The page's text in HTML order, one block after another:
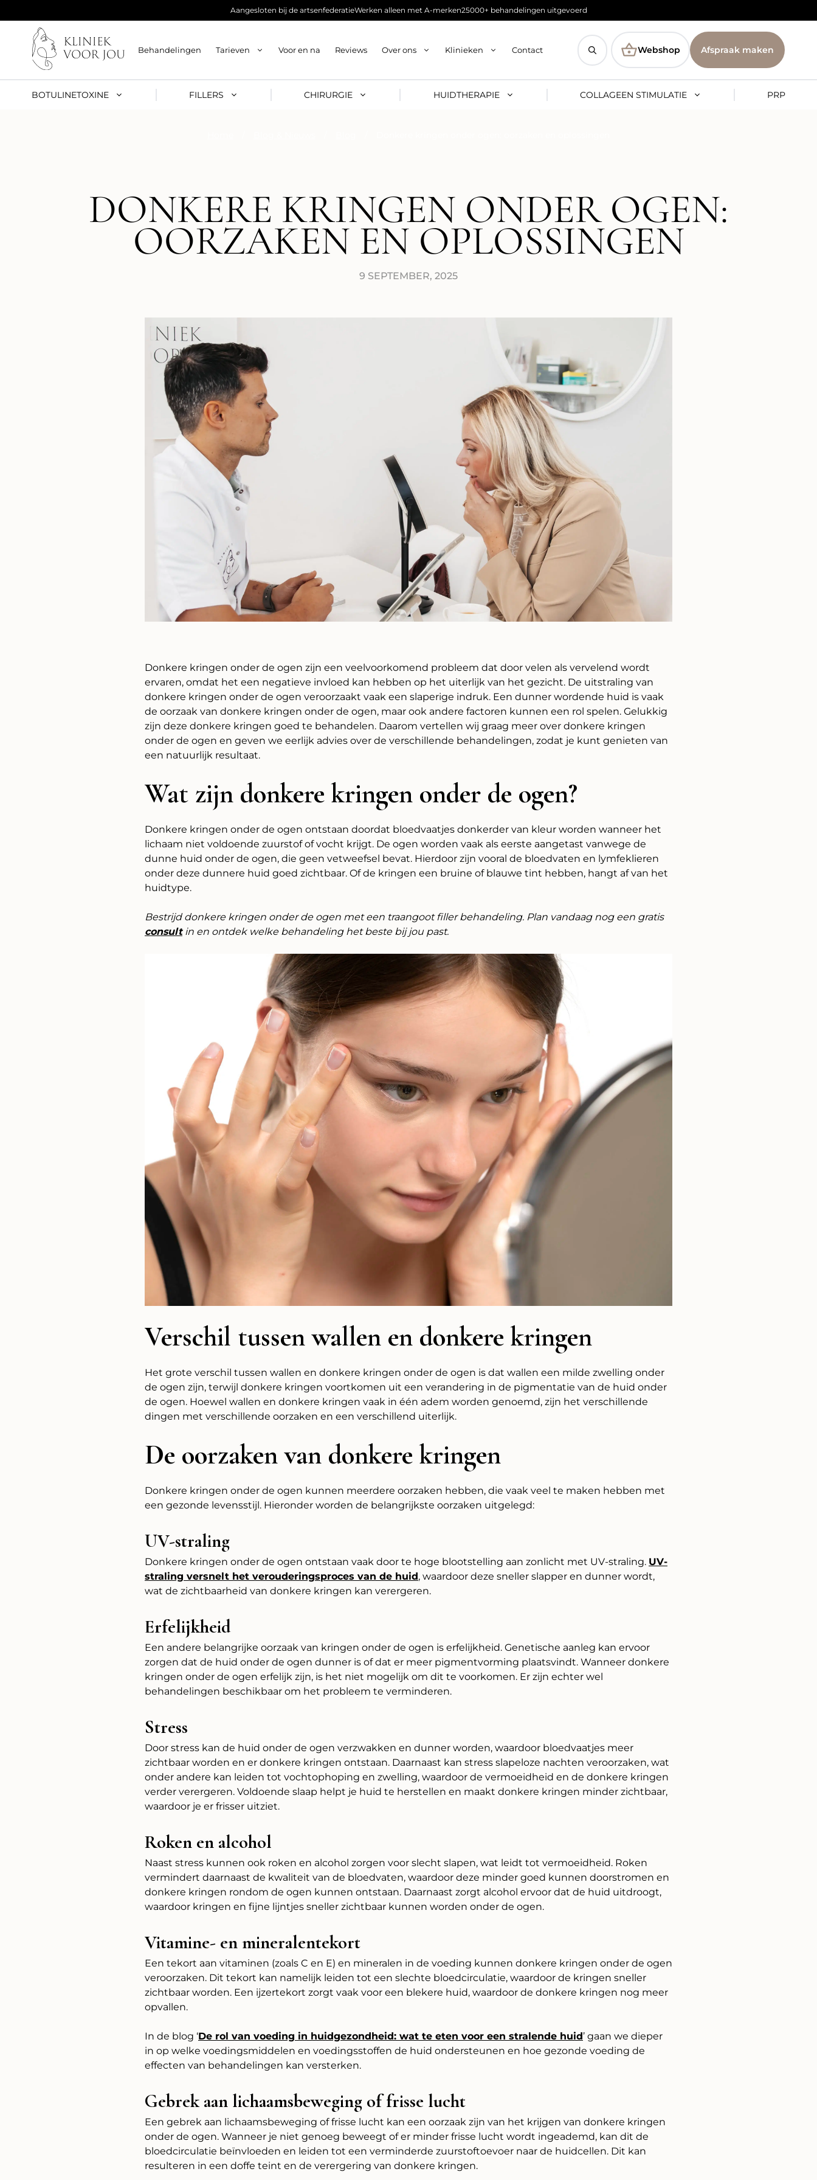
naar
inhoud
Aangesloten bij de artsenfederatieWerken alleen met A-merken25000+ behandelingen uitgevoerd
Behandelingen Tarieven Voor en na Reviews Over ons Klinieken Contact Webshop Afspraak maken
BOTULINETOXINE FILLERS CHIRURGIE HUIDTHERAPIE COLLAGEEN STIMULATIE PRP
DONKERE KRINGEN ONDER OGEN:
OORZAKEN EN OPLOSSINGEN
9 SEPTEMBER, 2025
Donkere kringen onder de ogen zijn een veelvoorkomend probleem dat door velen als vervelend wordt
ervaren, omdat het een negatieve invloed kan hebben op het uiterlijk van het gezicht. De uitstraling van
donkere kringen onder de ogen veroorzaakt vaak een slaperige indruk. Een dunner wordende huid is vaak
de oorzaak van donkere kringen onder de ogen, maar ook andere factoren kunnen een rol spelen. Gelukkig
zijn deze donkere kringen goed te behandelen. Daarom vertellen wij graag meer over donkere kringen
onder de ogen en geven we eerlijk advies over de verschillende behandelingen, zodat je kunt genieten van
een natuurlijk resultaat.
Wat zijn donkere kringen onder de ogen?
Donkere kringen onder de ogen ontstaan doordat bloedvaatjes donkerder van kleur worden wanneer het
lichaam niet voldoende zuurstof of vocht krijgt. De ogen worden vaak als eerste aangetast vanwege de
dunne huid onder de ogen, die geen vetweefsel bevat. Hierdoor zijn vooral de bloedvaten en lymfeklieren
onder deze dunnere huid goed zichtbaar. Of de kringen een bruine of blauwe tint hebben, hangt af van het
huidtype.
Bestrijd donkere kringen onder de ogen met een traangoot filler behandeling. Plan vandaag nog een gratis
consultin en ontdek welke behandeling het beste bij jou past.
Verschil tussen wallen en donkere kringen
Het grote verschil tussen wallen en donkere kringen onder de ogen is dat wallen een milde zwelling onder
de ogen zijn, terwijl donkere kringen voortkomen uit een verandering in de pigmentatie van de huid onder
de ogen. Hoewel wallen en donkere kringen vaak in één adem worden genoemd, zijn het verschillende
dingen met verschillende oorzaken en een verschillend uiterlijk.
De oorzaken van donkere kringen
Donkere kringen onder de ogen kunnen meerdere oorzaken hebben, die vaak veel te maken hebben met
een gezonde levensstijl. Hieronder worden de belangrijkste oorzaken uitgelegd:
UV-straling
Donkere kringen onder de ogen ontstaan vaak door te hoge blootstelling aan zonlicht met UV-straling. UV-
straling versnelt het verouderingsproces van de huid, waardoor deze sneller slapper en dunner wordt,
wat de zichtbaarheid van donkere kringen kan verergeren.
Erfelijkheid
Een andere belangrijke oorzaak van kringen onder de ogen is erfelijkheid. Genetische aanleg kan ervoor
zorgen dat de huid onder de ogen dunner is of dat er meer pigmentvorming plaatsvindt. Wanneer donkere
kringen onder de ogen erfelijk zijn, is het niet mogelijk om dit te voorkomen. Er zijn echter wel
behandelingen beschikbaar om het probleem te verminderen.
Stress
Door stress kan de huid onder de ogen verzwakken en dunner worden, waardoor bloedvaatjes meer
zichtbaar worden en er donkere kringen ontstaan. Daarnaast kan stress slapeloze nachten veroorzaken, wat
onder andere kan leiden tot vochtophoping en zwelling, waardoor de vermoeidheid en de donkere kringen
verder verergeren. Voldoende slaap helpt je huid te herstellen en maakt donkere kringen minder zichtbaar,
waardoor je er frisser uitziet.
Roken en alcohol
Naast stress kunnen ook roken en alcohol zorgen voor slecht slapen, wat leidt tot vermoeidheid. Roken
vermindert daarnaast de kwaliteit van de bloedvaten, waardoor deze minder goed kunnen doorstromen en
donkere kringen rondom de ogen kunnen ontstaan. Daarnaast zorgt alcohol ervoor dat de huid uitdroogt,
waardoor kringen en fijne lijntjes sneller zichtbaar kunnen worden onder de ogen.
Vitamine- en mineralentekort
Een tekort aan vitaminen (zoals C en E) en mineralen in de voeding kunnen donkere kringen onder de ogen
veroorzaken. Dit tekort kan namelijk leiden tot een slechte bloedcirculatie, waardoor de kringen sneller
zichtbaar worden. Een ijzertekort zorgt vaak voor een blekere huid, waardoor de donkere kringen nog meer
opvallen.
In de blog ‘De rol van voeding in huidgezondheid: wat te eten voor een stralende huid’ gaan we dieper
in op welke voedingsmiddelen en voedingsstoffen de huid ondersteunen en hoe gezonde voeding de
effecten van behandelingen kan versterken.
Gebrek aan lichaamsbeweging of frisse lucht
Een gebrek aan lichaamsbeweging of frisse lucht kan een oorzaak zijn van het krijgen van donkere kringen
onder de ogen. Wanneer je niet genoeg beweegt of er minder frisse lucht wordt ingeademd, kan dit de
bloedcirculatie beïnvloeden en leiden tot een verminderde zuurstoftoevoer naar de huidcellen. Dit kan
resulteren in een doffe teint en de verergering van donkere kringen.